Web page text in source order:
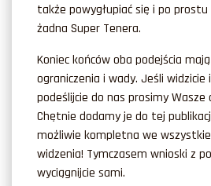
także powygłupiać się i po prostu
żadna Super Tenera.
Koniec końców oba podejścia
ograniczenia i wady. Jeśli widzicie
podeślijcie do nas prosimy
Chętnie dodamy je do tej
możliwie kompletna we
widzenia! Tymczasem wnioski z
wyciągnijcie sami.